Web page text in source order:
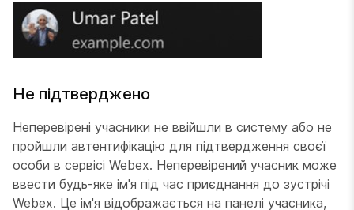
Не підтверджено
Неперевірені учасники не ввійшли в систему або не
пройшли автентифікацію для підтвердження своєї
особи в сервісі Webex. Неперевірений учасник може
ввести будь-яке ім'я під час приєднання до зустрічі
Webex. Це ім'я відображається на панелі учасника,